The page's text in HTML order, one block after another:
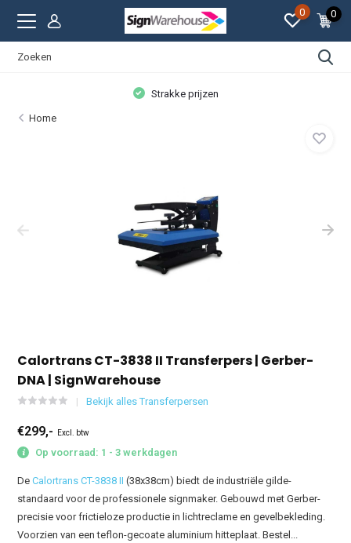
0 0
Strakke prijzen
Home
Calortrans CT-3838 II Transferpers | Gerber-
DNA | SignWarehouse
Bekijk alles Transferpersen
€299,- Excl. btw
Op voorraad: 1 - 3 werkdagen
DeCalortrans CT-3838 II (38x38cm) biedt de industriële gilde-
standaard voor de professionele signmaker. Gebouwd met Gerber-
precisie voor frictieloze productie in lichtreclame en gevelbekleding.
Voorzien van een teflon-gecoate aluminium hitteplaat. Bestel...